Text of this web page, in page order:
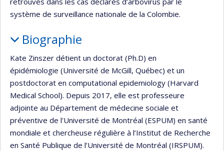
système de surveillance nationale de la Colombie.
Biographie
Kate Zinszer détient un doctorat (Ph.D) en
épidémiologie (Université de McGill, Québec) et un
postdoctorat en computational epidemiology (Harvard
Medical School). Depuis 2017, elle est professeure
adjointe au Département de médecine sociale et
préventive de l'Université de Montréal (ESPUM) en santé
mondiale et chercheuse régulière à l’Institut de Recherche
en Santé Publique de l’Université de Montréal (IRSPUM).